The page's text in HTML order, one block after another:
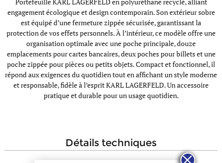
engagement écologique et design contemporain. Son extérieur sobre
est équipé d’une fermeture zippée sécurisée, garantissant la
protection de vos effets personnels. À l’intérieur, ce modèle offre une
organisation optimale avec une poche principale, douze
emplacements pour cartes bancaires, deux poches pour billets et une
poche zippée pour pièces ou petits objets. Compact et fonctionnel, il
répond aux exigences du quotidien tout en affichant un style moderne
et responsable, fidèle à l’esprit KARL LAGERFELD. Un accessoire
pratique et durable pour un usage quotidien.
détails techniques